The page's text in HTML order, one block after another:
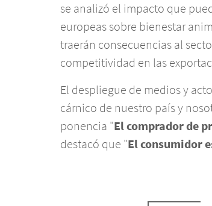
se analizó el impacto que
europeas sobre bienestar
traerán consecuencias al
competitividad en las
El despliegue de medios y
cárnico de nuestro país y
ponencia "El comprador de
destacó que "El consumidor